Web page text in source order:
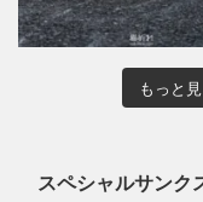
もっと
スペシャルサンク